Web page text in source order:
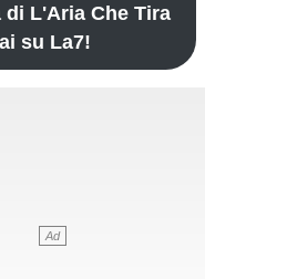
di L'Aria Che Tira
su La7!